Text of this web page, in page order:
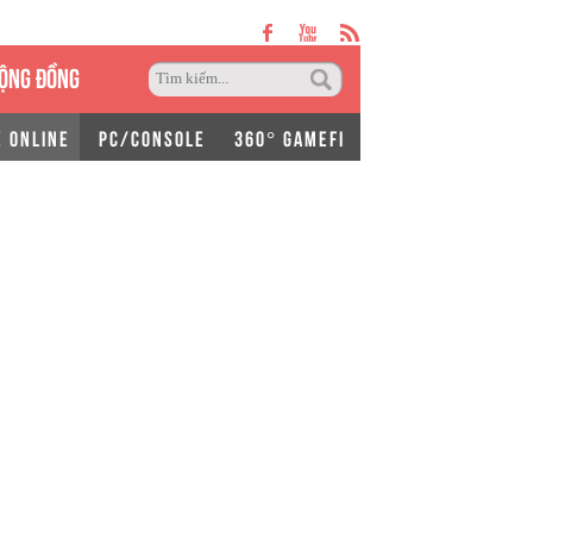
ĐỒNG
ONLINE PC/CONSOLE 360° GAMEFI